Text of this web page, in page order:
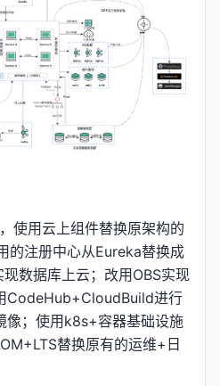
使用云上组件替换原架构的
的注册中心从Eureka替换成
数据库上云；改用OBS实现
CodeHub+CloudBuild进行
；使用k8s+容器基础设施
替换原有的运维+日